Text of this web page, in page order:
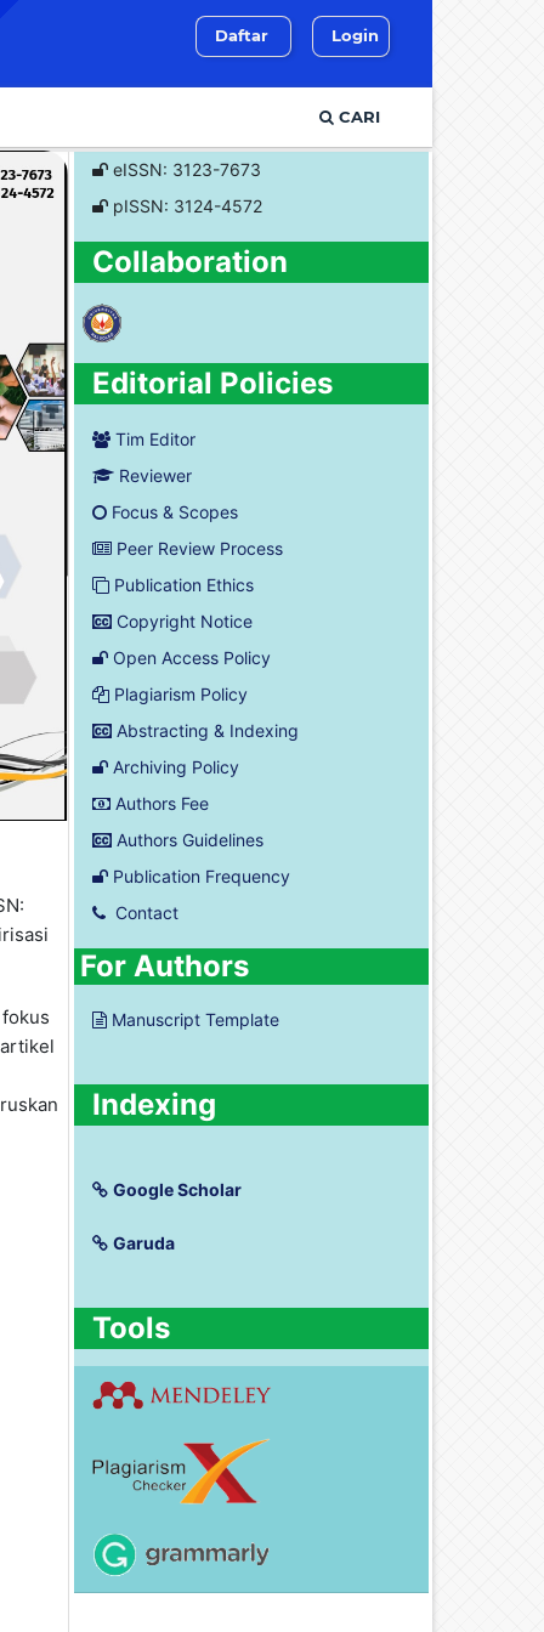
CARI
Daftar Login
eISSN: 3123-7673
pISSN: 3124-4572
Collaboration
Editorial Policies
Tim Editor
Reviewer
Focus & Scopes
Peer Review Process
Publication Ethics
Copyright Notice
Open Access Policy
Plagiarism Policy
Abstracting & Indexing
Archiving Policy
Authors Fee
Authors Guidelines
Publication Frequency
Contact
For Authors
Manuscript Template
Indexing
Google Scholar
Garuda
Tools